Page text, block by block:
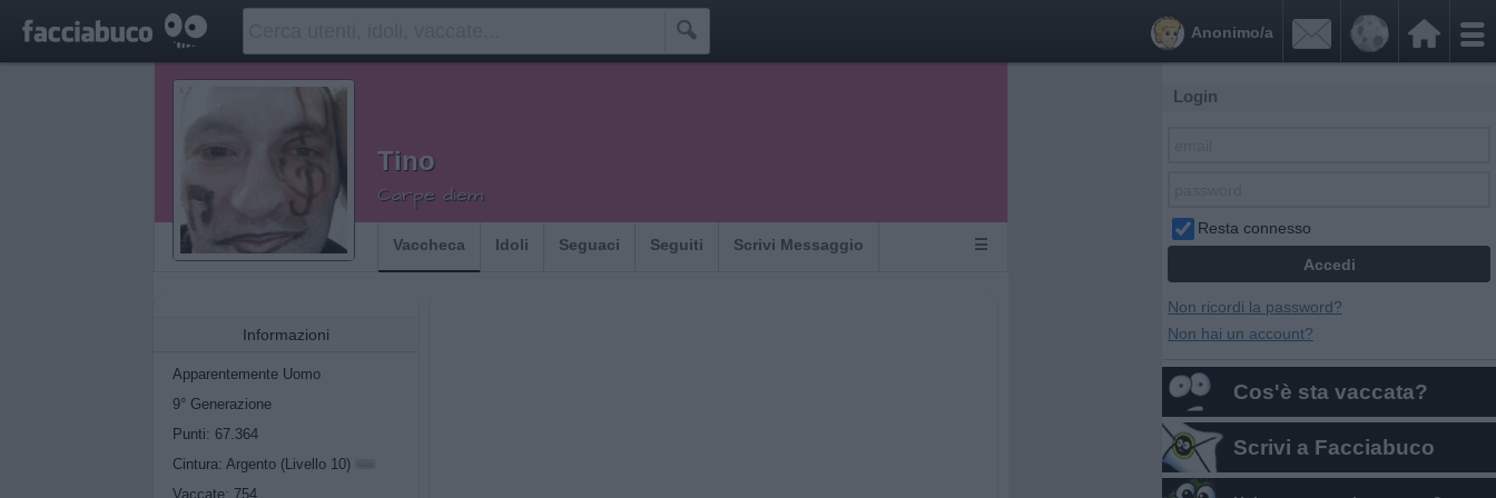
 

Anonimo/a
Tino
Carpe diem
Vaccheca Idoli Seguaci Seguiti Scrivi Messaggio ☰
Informazioni
Apparentemente Uomo
9° Generazione
Punti: 67.364
Cintura: Argento (Livello 10)
Vaccate: 754
Login
Resta connesso
Non ricordi la password?
Non hai un account?
Cos'è sta vaccata?
Scrivi a Facciabuco